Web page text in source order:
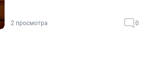
2 просмотра 0